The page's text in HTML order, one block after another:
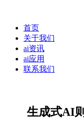
首页
关于我们
ai资讯
ai应用
联系我们
生成式AI